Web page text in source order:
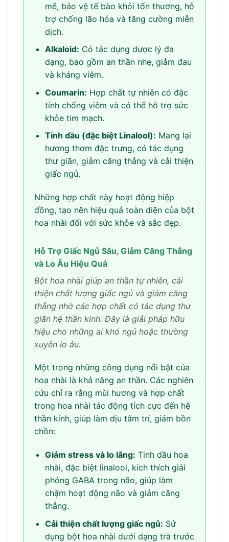
mẽ, bảo vệ tế bào khỏi tổn thương, hỗ
trợ chống lão hóa và tăng cường miễn
dịch.
Alkaloid: Có tác dụng dược lý đa
dạng, bao gồm an thần nhẹ, giảm đau
và kháng viêm.
Coumarin: Hợp chất tự nhiên có đặc
tính chống viêm và có thể hỗ trợ sức
khỏe tim mạch.
Tinh dầu (đặc biệt Linalool): Mang lại
hương thơm đặc trưng, có tác dụng
thư giãn, giảm căng thẳng và cải thiện
giấc ngủ.
Những hợp chất này hoạt động hiệp
đồng, tạo nên hiệu quả toàn diện của bột
hoa nhài đối với sức khỏe và sắc đẹp.
Hỗ Trợ Giấc Ngủ Sâu, Giảm Căng Thẳng
và Lo Âu Hiệu Quả
Bột hoa nhài giúp an thần tự nhiên, cải
thiện chất lượng giấc ngủ và giảm căng
thẳng nhờ các hợp chất có tác dụng thư
giãn hệ thần kinh. Đây là giải pháp hữu
hiệu cho những ai khó ngủ hoặc thường
xuyên lo âu.
Một trong những công dụng nổi bật của
hoa nhài là khả năng an thần. Các nghiên
cứu chỉ ra rằng mùi hương và hợp chất
trong hoa nhài tác động tích cực đến hệ
thần kinh, giúp làm dịu tâm trí, giảm bồn
chồn:
Giảm stress và lo lắng: Tinh dầu hoa
nhài, đặc biệt linalool, kích thích giải
phóng GABA trong não, giúp làm
chậm hoạt động não và giảm căng
thẳng.
Cải thiện chất lượng giấc ngủ: Sử
dụng bột hoa nhài dưới dạng trà trước